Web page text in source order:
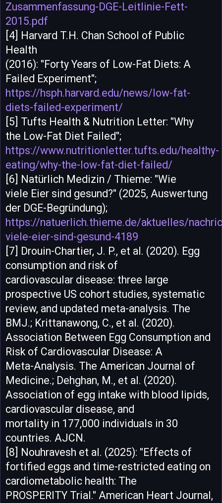
Zusammenfassung-DGE-Leitlinie-Fett-
2015.pdf
[4] Harvard T.H. Chan School of Public
Health
(2016): "Forty Years of Low-Fat Diets: A
Failed Experiment";
https://hsph.harvard.edu/news/low-fat-
diets-failed-experiment/
[5] Tufts Health & Nutrition Letter: "Why
the Low-Fat Diet Failed";
https://www.nutritionletter.tufts.edu/healthy-
eating/why-the-low-fat-diet-failed/
[6] Natürlich Medizin / Thieme: "Wie
viele Eier sind gesund?" (2025, Auswertung
der DGE-Begründung);
https://natuerlich.thieme.de/aktuelles/
viele-eier-sind-gesund-4189
[7] Drouin-Chartier, J. P., et al. (2020). Egg
consumption and risk of
cardiovascular disease: three large
prospective US cohort studies, systematic
review, and updated meta-analysis. The
BMJ.; Krittanawong, C., et al. (2020).
Association Between Egg Consumption and
Risk of Cardiovascular Disease: A
Meta-Analysis. The American Journal of
Medicine.; Dehghan, M., et al. (2020).
Association of egg intake with blood lipids,
cardiovascular disease, and
mortality in 177,000 individuals in 30
countries. AJCN.
[8] Nouhravesh et al. (2025): "Effects of
fortified eggs and time-restricted eating on
cardiometabolic health: The
PROSPERITY Trial." American Heart Journal,